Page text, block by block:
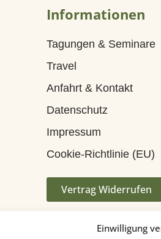
Einwilligung
Informationen
Tagungen & Seminare
Travel
Anfahrt & Kontakt
Datenschutz
Impressum
Cookie-Richtlinie (EU)
Vertrag Widerrufen